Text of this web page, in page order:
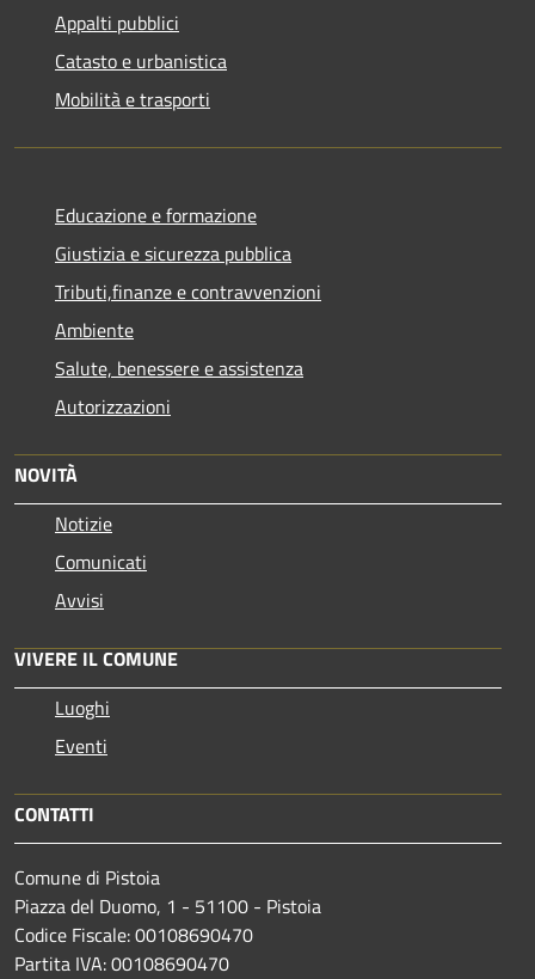
Appalti pubblici
Catasto e urbanistica
Mobilità e trasporti
Educazione e formazione
Giustizia e sicurezza pubblica
Tributi,finanze e contravvenzioni
Ambiente
Salute, benessere e assistenza
Autorizzazioni
NOVITÀ
Notizie
Comunicati
Avvisi
VIVERE IL COMUNE
Luoghi
Eventi
CONTATTI
Comune di Pistoia
Piazza del Duomo, 1 - 51100 - Pistoia
Codice Fiscale: 00108690470
Partita IVA: 00108690470